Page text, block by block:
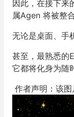
因此，在接下来
属Agen 将被整
无论是桌面、手
甚至，最熟悉的
它都将化身为随
作者声明：该